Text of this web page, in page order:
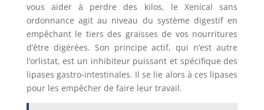
vous aider à perdre des kilos, le Xenical sans
ordonnance agit au niveau du système digestif en
empêchant le tiers des graisses de vos nourritures
d’être digérées. Son principe actif, qui n’est autre
l’orlistat, est un inhibiteur puissant et spécifique des
lipases gastro-intestinales. Il se lie alors à ces lipases
pour les empêcher de faire leur travail.